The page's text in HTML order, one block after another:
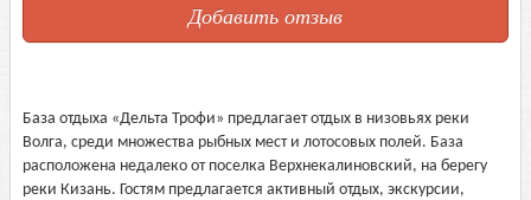
Добавить отзыв
База отдыха «Дельта Трофи» предлагает отдых в низовьях реки
Волга, среди множества рыбных мест и лотосовых полей. База
расположена недалеко от поселка Верхнекалиновский, на берегу
реки Кизань. Гостям предлагается активный отдых, экскурсии,